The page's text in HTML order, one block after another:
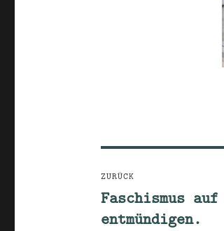
ZURÜCK
Vorheriger
Beitrag:
Faschismus
entmündigen.